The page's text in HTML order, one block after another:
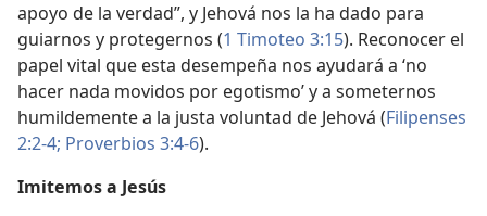
apoyo de la verdad”, y Jehová nos la ha dado para
guiarnos y protegernos (1 Timoteo 3:15). Reconocer el
papel vital que esta desempeña nos ayudará a ‘no
hacer nada movidos por egotismo’ y a someternos
humildemente a la justa voluntad de Jehová (Filipenses
2:2-4; Proverbios 3:4-6).
Imitemos a Jesús